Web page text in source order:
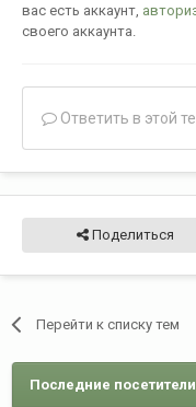
вас есть аккаунт,
своего аккаунта.
Ответить в этой
Поделиться
Перейти к списку тем
Последние